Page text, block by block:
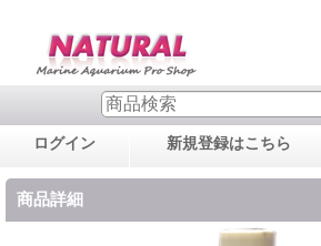
ログイン 新規登録はこちら
商品詳細